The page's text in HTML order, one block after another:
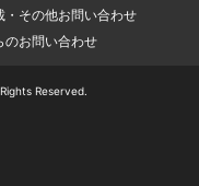
・その他お問い合わせ
のお問い合わせ
Reserved.